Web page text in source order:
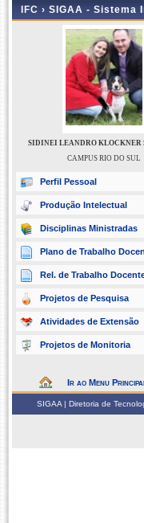
IFC › SIGAA - Sistema
SIDINEI LEANDRO KLOCKNER
CAMPUS RIO DO SUL
Perfil Pessoal
Produção Intelectual
Disciplinas Ministradas
Plano de Trabalho
Rel. de Trabalho
Projetos de Pesquisa
Atividades de Extensão
Projetos de Monitoria
Ir ao Menu Principal
SIGAA | Diretoria de